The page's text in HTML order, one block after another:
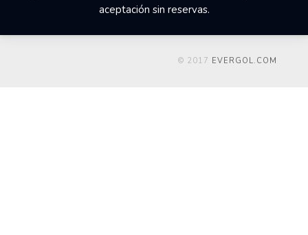
aceptación sin reservas.
© 2017 EVERGOL.COM